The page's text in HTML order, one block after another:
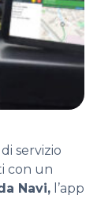
servizio
con un
Navi, l’app